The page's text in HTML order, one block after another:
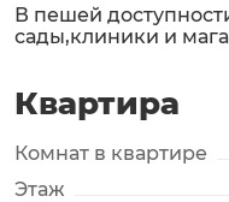
В пешей
сады,клиники и
Квартира
Комнат в квартире
Этаж